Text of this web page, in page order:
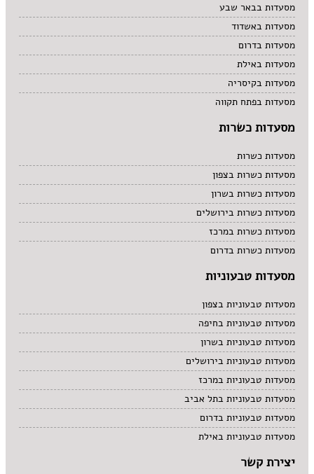
מסעדות בבאר שבע
מסעדות באשדוד
מסעדות בדרום
מסעדות באילת
מסעדות בקיסריה
מסעדות בפתח תקווה
מסעדות כשרות
מסעדות כשרות
מסעדות כשרות בצפון
מסעדות כשרות בשרון
מסעדות כשרות בירושלים
מסעדות כשרות במרכז
מסעדות כשרות בדרום
מסעדות טבעוניות
מסעדות טבעוניות בצפון
מסעדות טבעוניות בחיפה
מסעדות טבעוניות בשרון
מסעדות טבעוניות בירושלים
מסעדות טבעוניות במרכז
מסעדות טבעוניות בתל אביב
מסעדות טבעוניות בדרום
מסעדות טבעוניות באילת
יצירת קשר